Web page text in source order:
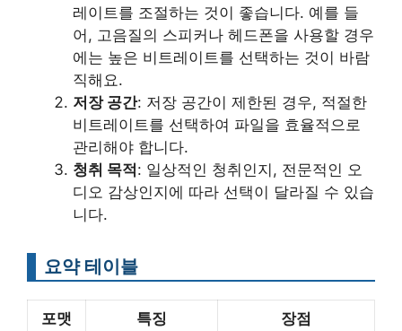
레이트를 조절하는 것이 좋습니다. 예를 들
어, 고음질의 스피커나 헤드폰을 사용할 경우
에는 높은 비트레이트를 선택하는 것이 바람
직해요.
저장 공간: 저장 공간이 제한된 경우, 적절한
비트레이트를 선택하여 파일을 효율적으로
관리해야 합니다.
청취 목적: 일상적인 청취인지, 전문적인 오
디오 감상인지에 따라 선택이 달라질 수 있습
니다.
요약 테이블
포맷 특징 장점